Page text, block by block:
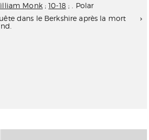
Monk;10-18 ; . Polar
dans le Berkshire après la mort